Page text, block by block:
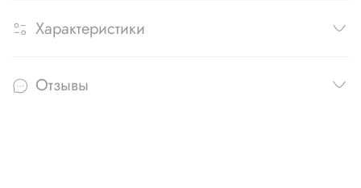
Характеристики
Отзывы